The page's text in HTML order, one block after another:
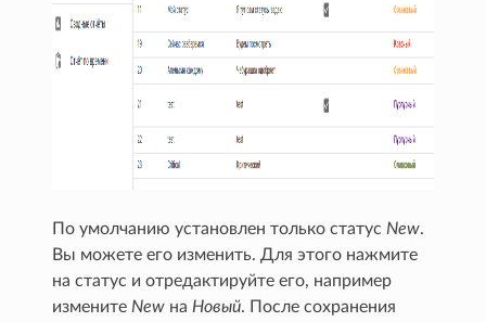
По умолчанию установлен только статусNew.
Вы можете его изменить. Для этого нажмите
на статус и отредактируйте его, например
изменитеNew наНовый. После сохранения